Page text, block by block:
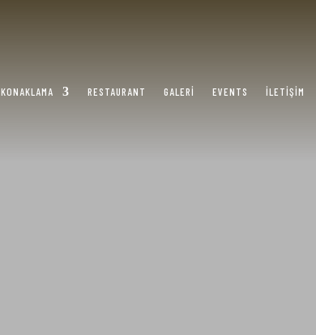
KONAKLAMA RESTAURANT GALERI EVENTS İLETIŞIM